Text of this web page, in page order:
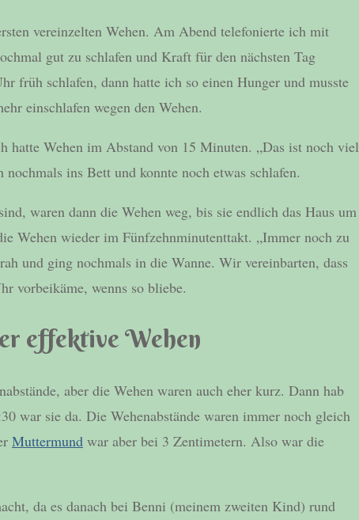
vereinzelten Wehen. Am Abend telefonierte ich mit
gut zu schlafen und Kraft für den nächsten Tag
früh schlafen, dann hatte ich so einen Hunger und musste
einschlafen wegen den Wehen.
hatte Wehen im Abstand von 15 Minuten. „Das ist noch viel
ins Bett und konnte noch etwas schlafen.
waren dann die Wehen weg, bis sie endlich das Haus um
Wehen wieder im Fünfzehnminutenttakt. „Immer noch zu
und ging nochmals in die Wanne. Wir vereinbarten, dass
vorbeikäme, wenns so bliebe.
effektive Wehen
aber die Wehen waren auch eher kurz. Dann hab
war sie da. Die Wehenabstände waren immer noch gleich
Muttermund war aber bei 3 Zentimetern. Also war die
da es danach bei Benni (meinem zweiten Kind) rund